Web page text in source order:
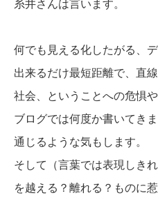
糸井さんは言います。
何でも見える化したがる、
出来るだけ最短距離で、直
社会、 ということへの危惧
ブログでは何度か書いてき
通じるような気もします。
そして（言葉では表現しき
を越える？離れる？ ものに